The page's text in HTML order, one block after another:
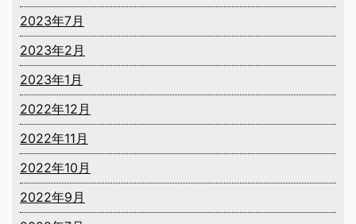
2023年7月
2023年2月
2023年1月
2022年12月
2022年11月
2022年10月
2022年9月